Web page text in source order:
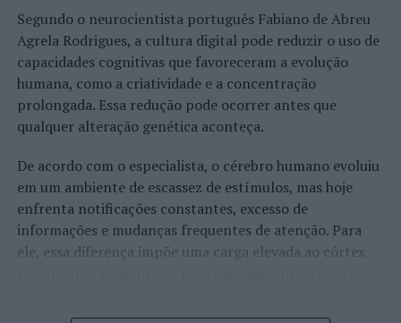
Segundo o neurocientista português Fabiano de Abreu
Agrela Rodrigues, a cultura digital pode reduzir o uso de
capacidades cognitivas que favoreceram a evolução
humana, como a criatividade e a concentração
prolongada. Essa redução pode ocorrer antes que
qualquer alteração genética aconteça.
De acordo com o especialista, o cérebro humano evoluiu
em um ambiente de escassez de estímulos, mas hoje
enfrenta notificações constantes, excesso de
informações e mudanças frequentes de atenção. Para
ele, essa diferença impõe uma carga elevada ao córtex